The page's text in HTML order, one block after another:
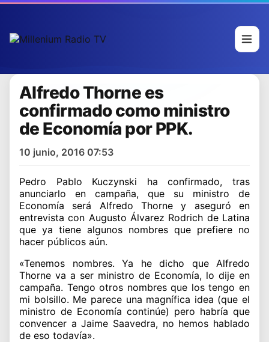
Alfredo Thorne es
confirmado como ministro
de Economía por PPK.
10 junio, 2016 07:53
Pedro Pablo Kuczynski ha confirmado, tras
anunciarlo en campaña, que su ministro de
Economía será Alfredo Thorne y aseguró en
entrevista con Augusto Álvarez Rodrich de Latina
que ya tiene algunos nombres que prefiere no
hacer públicos aún.
«Tenemos nombres. Ya he dicho que Alfredo
Thorne va a ser ministro de Economía, lo dije en
campaña. Tengo otros nombres que los tengo en
mi bolsillo. Me parece una magnífica idea (que el
ministro de Economía continúe) pero habría que
convencer a Jaime Saavedra, no hemos hablado
de eso todavía».